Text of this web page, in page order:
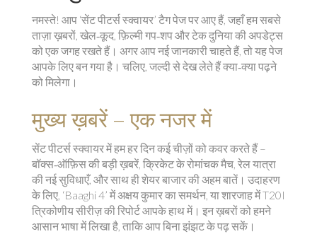
नमस्ते! आप ‘सेंट पीटर्स स्क्वायर’ टैग पेज पर आए हैं, जहाँ हम सबसे
ताज़ा ख़बरों, खेल‑कूद, फ़िल्मी गप‑शप और टेक दुनिया की अपडेट्स
को एक जगह रखते हैं। अगर आप नई जानकारी चाहते हैं, तो यह पेज
आपके लिए बन गया है। चलिए, जल्दी से देख लेते हैं क्या‑क्या पढ़ने
को मिलेगा।
मुख्य ख़बरें – एक नजर में
सेंट पीटर्स स्क्वायर में हम हर दिन कई चीज़ों को कवर करते हैं –
बॉक्स‑ऑफ़िस की बड़ी ख़बरें, क्रिकेट के रोमांचक मैच, रेल यात्रा
की नई सुविधाएँ, और साथ ही शेयर बाजार की अहम बातें। उदाहरण
के लिए, ‘Baaghi 4’ में अक्षय कुमार का समर्थन, या शारजाह में T20I
त्रिकोणीय सीरीज़ की रिपोर्ट आपके हाथ में। इन ख़बरों को हमने
आसान भाषा में लिखा है, ताकि आप बिना झंझट के पढ़ सकें।